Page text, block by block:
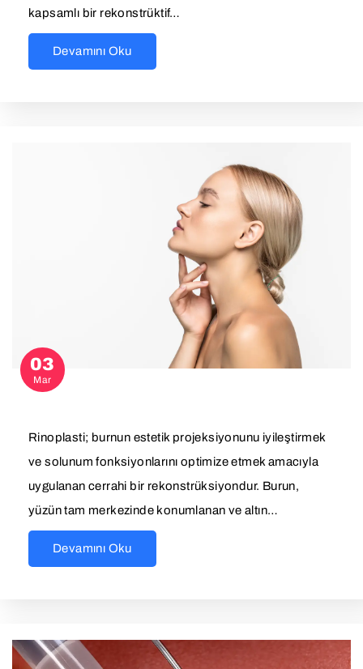
kapsamlı bir rekonstrüktif…
Devamını Oku
03
Mar
Rinoplasti; burnun estetik projeksiyonunu iyileştirmek
ve solunum fonksiyonlarını optimize etmek amacıyla
uygulanan cerrahi bir rekonstrüksiyondur. Burun,
yüzün tam merkezinde konumlanan ve altın…
Devamını Oku